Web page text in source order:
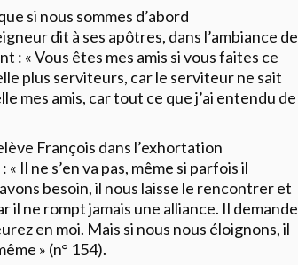
si nous sommes d’abord
dit à ses apôtres, dans l’ambiance de
: « Vous êtes mes amis si vous faites ce
plus serviteurs, car le serviteur ne sait
mes amis, car tout ce que j’ai entendu de
François dans l’exhortation
« Il ne s’en va pas, même si parfois il
besoin, il nous laisse le rencontrer et
il ne rompt jamais une alliance. Il demande
en moi. Mais si nous nous éloignons, il
» (n° 154).